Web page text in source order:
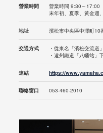
營業時間
營業時間 9:30～17:00
末年初、夏季、黃金週
地址 濱松市中央區中澤町10
交通方式
・從東名「濱松交流
・遠州鐵道「八幡站」
連結 https://
聯絡窗口 053-460-2010